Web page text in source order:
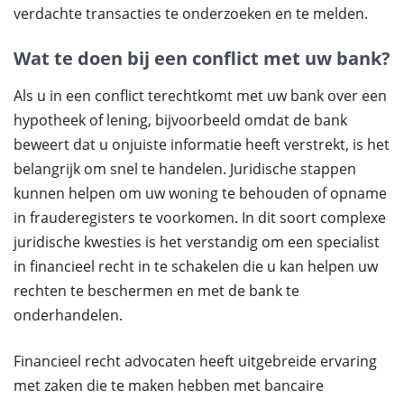
verdachte transacties te onderzoeken en te melden.
Wat te doen bij een conflict met uw bank?
Als u in een conflict terechtkomt met uw bank over een
hypotheek of lening, bijvoorbeeld omdat de bank
beweert dat u onjuiste informatie heeft verstrekt, is het
belangrijk om snel te handelen. Juridische stappen
kunnen helpen om uw woning te behouden of opname
in frauderegisters te voorkomen. In dit soort complexe
juridische kwesties is het verstandig om een specialist
in financieel recht in te schakelen die u kan helpen uw
rechten te beschermen en met de bank te
onderhandelen.
Financieel recht advocaten heeft uitgebreide ervaring
met zaken die te maken hebben met bancaire